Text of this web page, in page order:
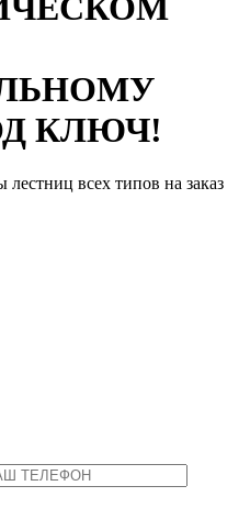
КЛЮЧ!
лестниц всех типов на заказ